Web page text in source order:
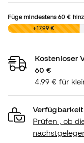
Füge mindestens60 €
0,00 € +17,99 €
Kostenloser
60 €
4,99 € für
Prüfen , ob